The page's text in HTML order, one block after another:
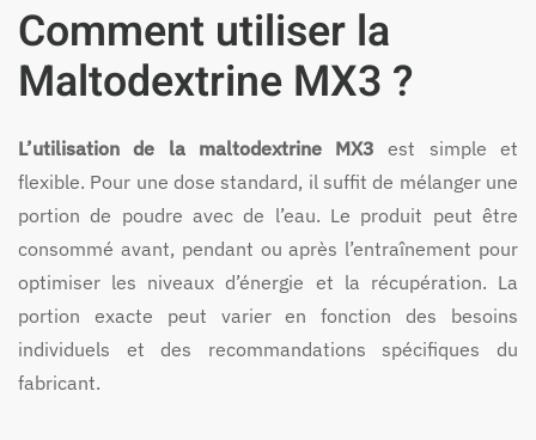
Comment utiliser la
Maltodextrine MX3 ?
L’utilisation de la maltodextrine MX3 est simple et
flexible. Pour une dose standard, il suffit de mélanger une
portion de poudre avec de l’eau. Le produit peut être
consommé avant, pendant ou après l’entraînement pour
optimiser les niveaux d’énergie et la récupération. La
portion exacte peut varier en fonction des besoins
individuels et des recommandations spécifiques du
fabricant.